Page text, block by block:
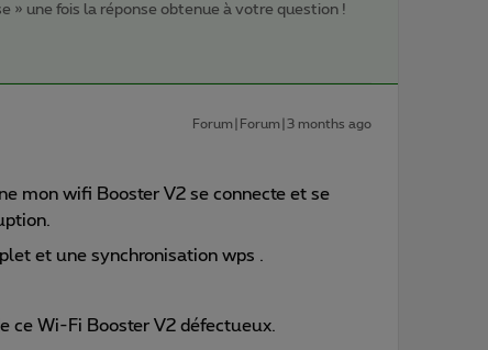
» une fois la réponse obtenue à votre question !
Forum|Forum|3 months ago
mon wifi Booster V2 se connecte et se
et une synchronisation wps .
ce Wi-Fi Booster V2 défectueux.